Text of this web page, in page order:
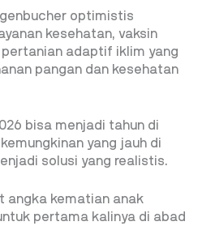
optimistis
kesehatan, vaksin
adaptif iklim yang
pangan dan kesehatan
bisa menjadi tahun di
yang jauh di
solusi yang realistis.
angka kematian anak
pertama kalinya di abad